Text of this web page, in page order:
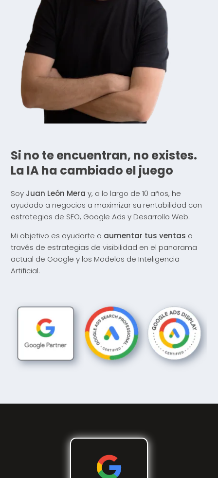
Si no te encuentran, no existes.
La IA ha cambiado el juego
Soy Juan León Mera y, a lo largo de 10 años, he
ayudado a negocios a maximizar su rentabilidad con
estrategias de SEO, Google Ads y Desarrollo Web.
Mi objetivo es ayudarte a aumentar tus ventas a
través de estrategias de visibilidad en el panorama
actual de Google y los Modelos de Inteligencia
Artificial.